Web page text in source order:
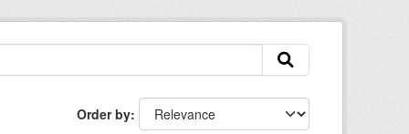
Order by